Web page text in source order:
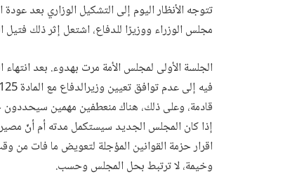
تتوجه الأنظار اليوم إلى التشكيل الوزاري بعد
مجلس الوزراء ووزيرًا للدفاع، اشتعل إثر ذلك
الجلسة الأولى لمجلس الأمة مرت بهدوء. بعد
قادمة، وعلى ذلك، هناك منعطفين مهمين
إذا كان المجلس الجديد سيستكمل مدته أم أنّ
اقرار حزمة القوانين المؤجلة لتعويض ما فات
وخيمة، لا ترتبط بحل المجلس وحسب.